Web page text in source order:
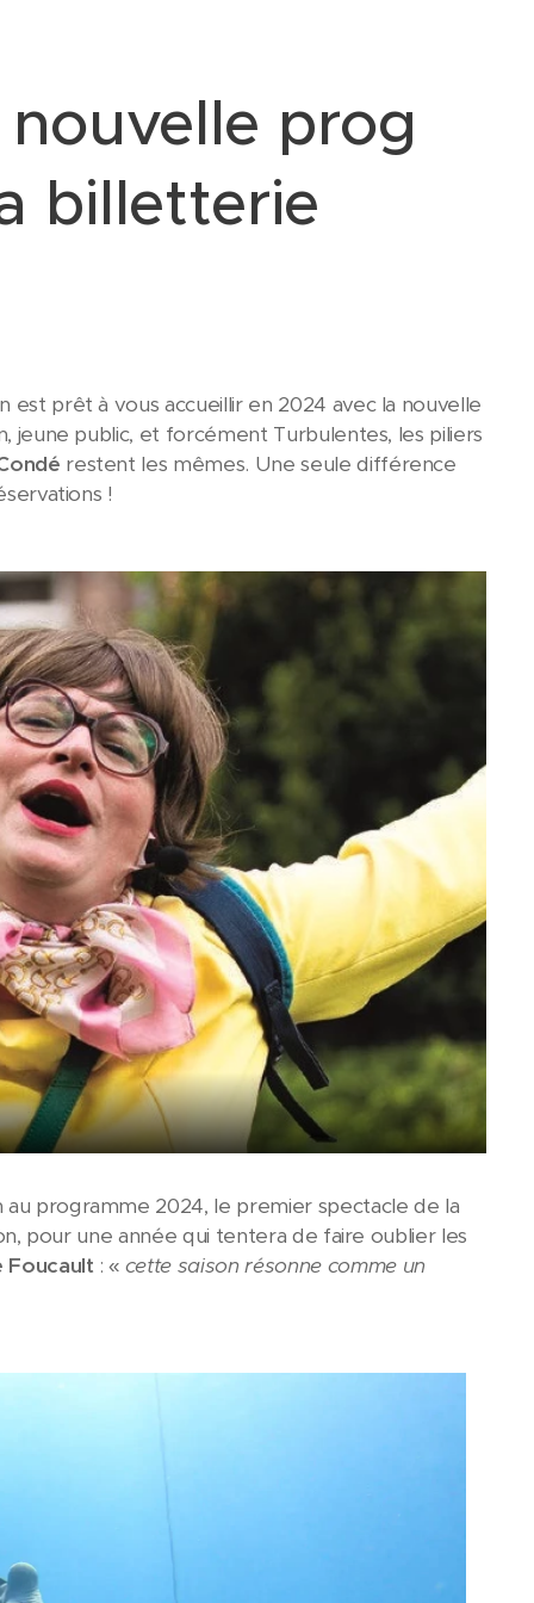
prog
billetterie
est prêt à vous accueillir en 2024 avec la nouvelle
jeune public, et forcément Turbulentes, les piliers
restent les mêmes. Une seule différence
!
programme 2024, le premier spectacle de la
pour une année qui tentera de faire oublier les
Foucault : « cette saison résonne comme un